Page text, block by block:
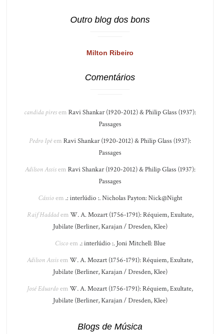
Outro blog dos bons
Milton Ribeiro
Comentários
candida piresem Ravi Shankar (1920-2012) & Philip Glass (1937):
Passages
Pedro Ipêem Ravi Shankar (1920-2012) & Philip Glass (1937):
Passages
Adilson Assisem Ravi Shankar (1920-2012) & Philip Glass (1937):
Passages
Cássioem .: interlúdio :. Nicholas Payton: Nick@Night
Raif Haddadem W. A. Mozart (1756-1791): Réquiem, Exultate,
Jubilate (Berliner, Karajan / Dresden, Klee)
Ciscoem .: interlúdio :. Joni Mitchell: Blue
Adilson Assisem W. A. Mozart (1756-1791): Réquiem, Exultate,
Jubilate (Berliner, Karajan / Dresden, Klee)
José Eduardoem W. A. Mozart (1756-1791): Réquiem, Exultate,
Jubilate (Berliner, Karajan / Dresden, Klee)
Blogs de Música